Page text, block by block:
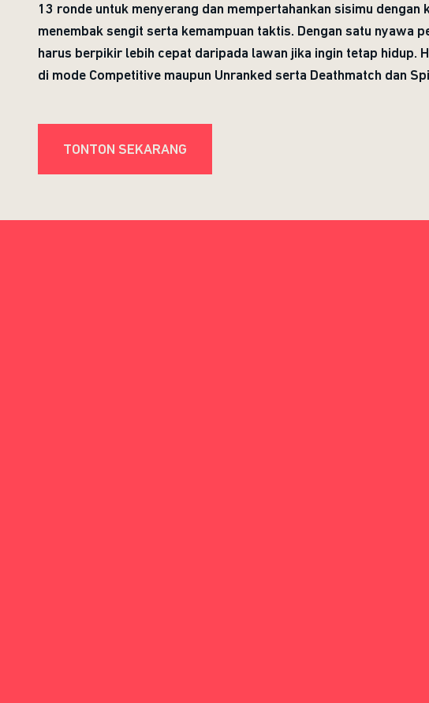
13 ronde untuk menyerang dan mempertahankan sisimu dengan
menembak sengit serta kemampuan taktis. Dengan satu nyawa
harus berpikir lebih cepat daripada lawan jika ingin tetap hidup.
di mode Competitive maupun Unranked serta Deathmatch dan
TONTON SEKARANG